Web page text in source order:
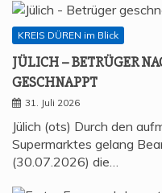
KREIS DÜREN im Blick
JÜLICH – BETRÜ­GER
GESCHNAPPT
31. Juli 2026
Jülich (ots) Durch den
Supermarktes gelang
(30.07.2026) die…